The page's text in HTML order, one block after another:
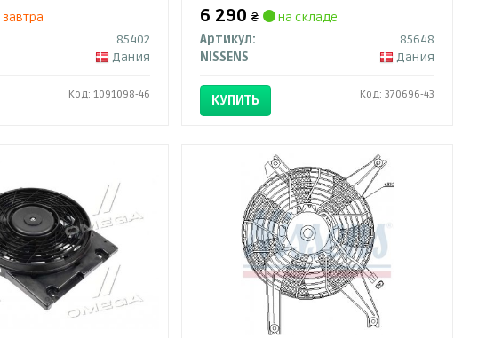
завтра
85402
Дания
Код: 1091098-46
6 290₴
на складе
Артикул:
85648
NISSENS
Дания
КУПИТЬ Код: 370696-43